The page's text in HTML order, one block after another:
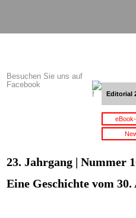
Besuchen Sie uns auf
Facebook
Editorial
23. Jahrgang | Nummer
Eine Geschichte vom